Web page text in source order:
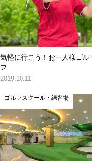
気軽に行こう！お一人様ゴル
フ
2019.10.11
ゴルフスクール・練習場